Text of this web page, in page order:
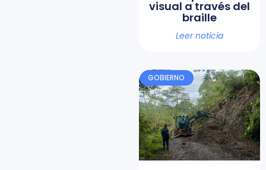
visual a través del
braille
Leer noticia
GOBIERNO